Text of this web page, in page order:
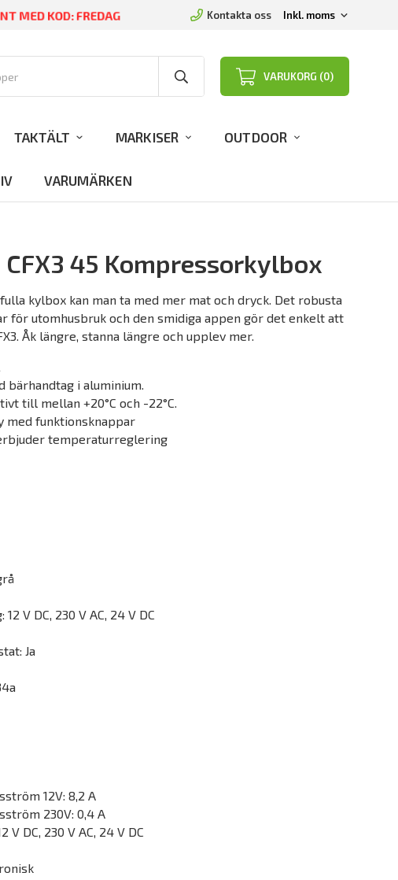
MED KOD: FREDAG Kontakta oss
VARUKORG (0)
TAKTÄLT MARKISER OUTDOOR
VARUMÄRKEN
45 Kompressorkylbox
kylbox kan man ta med mer mat och dryck. Det robusta
för utomhusbruk och den smidiga appen gör det enkelt att
Åk längre, stanna längre och upplev mer.
bärhandtag i aluminium.
till mellan +20°C och -22°C.
med funktionsknappar
temperaturreglering
V DC, 230 V AC, 24 V DC
Ja
12V: 8,2 A
230V: 0,4 A
DC, 230 V AC, 24 V DC